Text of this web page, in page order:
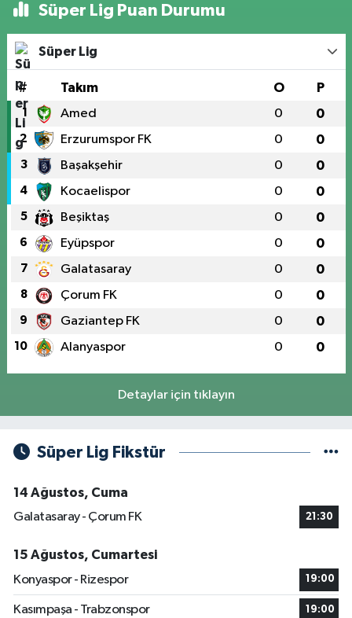
Süper Lig Puan Durumu
Süper Lig
# Takım O P
1 Amed 0 0
2 Erzurumspor FK 0 0
3 Başakşehir 0 0
4 Kocaelispor 0 0
5 Beşiktaş 0 0
6 Eyüpspor 0 0
7 Galatasaray 0 0
8 Çorum FK 0 0
9 Gaziantep FK 0 0
10 Alanyaspor 0 0
Detaylar için tıklayın
Süper Lig Fikstür
14 Ağustos, Cuma
Galatasaray - Çorum FK
21:30
15 Ağustos, Cumartesi
Konyaspor - Rizespor
19:00
Kasımpaşa - Trabzonspor 19:00